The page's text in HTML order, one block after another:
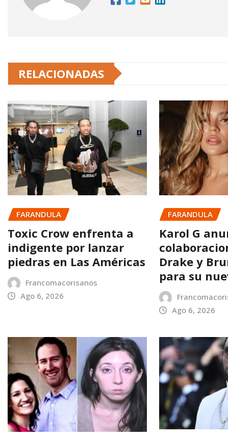
RELACIONADAS
FARANDULA
Toxic Crow enfrenta a
indigente por lanzar
piedras en Las Américas
Francomacorisanos
Ago 6, 2026
FARANDULA
Karol G
Drake y
para su
Ago 6, 2026